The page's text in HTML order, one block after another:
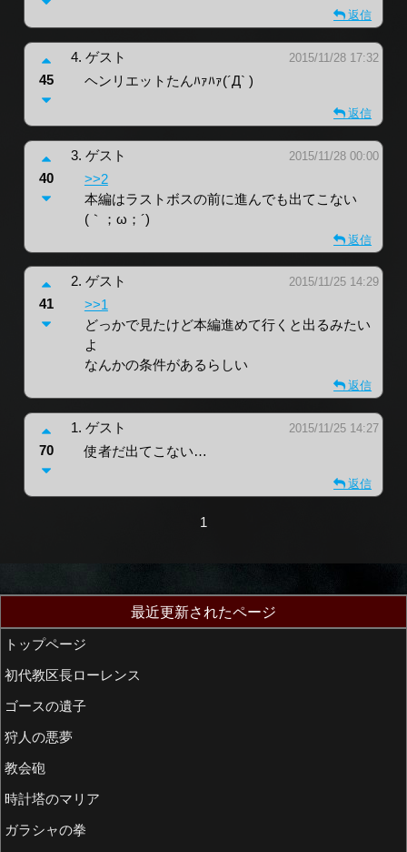
返信
4.ゲスト 2015/11/28 17:32
ヘンリエットたんﾊｧﾊｧ(´Д` )
45
返信
3.ゲスト 2015/11/28 00:00
>>2
本編はラストボスの前に進んでも出てこない
(｀；ω；´)
40
返信
2.ゲスト 2015/11/25 14:29
>>1
どっかで見たけど本編進めて行くと出るみたい
よ
なんかの条件があるらしい
41
返信
1.ゲスト 2015/11/25 14:27
使者だ出てこない…
70
返信
1
最近更新されたページ
トップページ
初代教区長ローレンス
ゴースの遺子
狩人の悪夢
教会砲
時計塔のマリア
ガラシャの拳